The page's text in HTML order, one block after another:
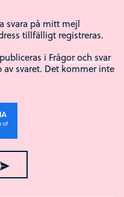
svara på mitt mejl
tillfälligt registreras.
i Frågor och svar
svaret. Det kommer inte